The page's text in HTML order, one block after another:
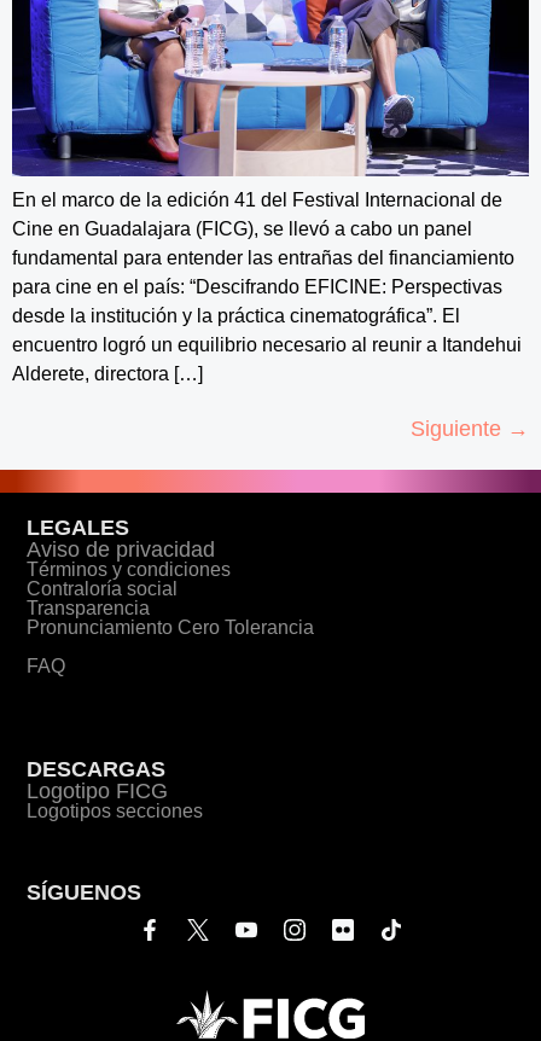
En el marco de la edición 41 del Festival Internacional de
Cine en Guadalajara (FICG), se llevó a cabo un panel
fundamental para entender las entrañas del financiamiento
para cine en el país: “Descifrando EFICINE: Perspectivas
desde la institución y la práctica cinematográfica”. El
encuentro logró un equilibrio necesario al reunir a Itandehui
Alderete, directora […]
Siguiente →
LEGALES
Aviso de privacidad
Términos y condiciones
Contraloría social
Transparencia
Pronunciamiento Cero Tolerancia
FAQ
DESCARGAS
Logotipo FICG
Logotipos secciones
SÍGUENOS